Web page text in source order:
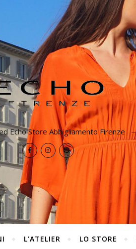
Echo Store Abbigliamento Firenze
L’ATELIER LO STORE